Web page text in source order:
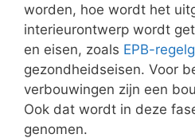
worden, hoe wordt het
interieurontwerp wordt
en eisen, zoals EPB-
gezondheidseisen. Voor
verbouwingen zijn een
Ook dat wordt in deze
genomen.